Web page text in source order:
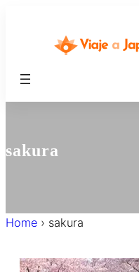
sakura
Home › sakura